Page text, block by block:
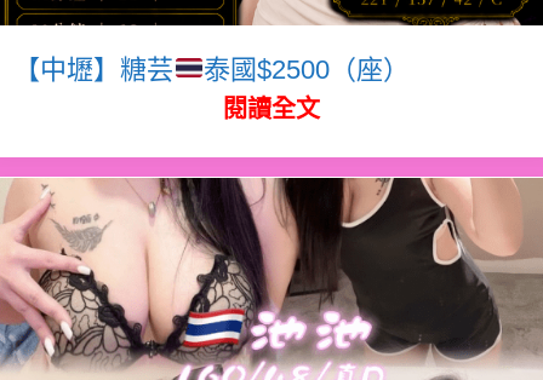
【中壢】糖芸 泰國$2500（座）
閱讀全文